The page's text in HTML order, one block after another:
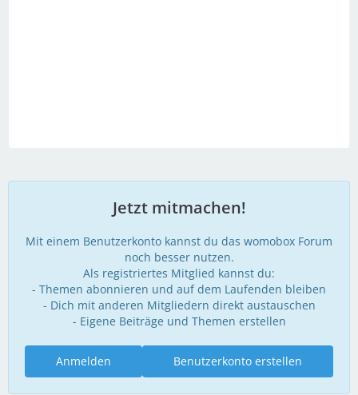
Jetzt mitmachen!
Mit einem Benutzerkonto kannst du das womobox Forum
noch besser nutzen.
Als registriertes Mitglied kannst du:
- Themen abonnieren und auf dem Laufenden bleiben
- Dich mit anderen Mitgliedern direkt austauschen
- Eigene Beiträge und Themen erstellen
Benutzerkonto erstellen
Anmelden